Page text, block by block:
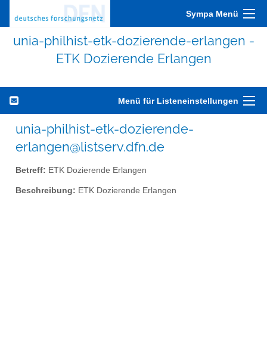
Sympa Menü
unia-philhist-etk-dozierende-erlangen -
ETK Dozierende Erlangen
Menü für Listeneinstellungen
unia-philhist-etk-dozierende-
erlangen@listserv.dfn.de
Betreff: ETK Dozierende Erlangen
Beschreibung: ETK Dozierende Erlangen